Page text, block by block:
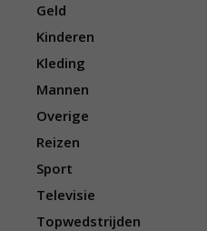
Geld
Kinderen
Kleding
Mannen
Overige
Reizen
Sport
Televisie
Topwedstrijden